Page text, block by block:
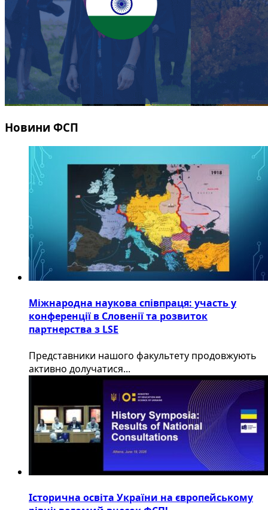
Новини ФСП
Міжнародна наукова співпраця: участь у
конференції в Словенії та розвиток
партнерства з LSE
​Представники нашого факультету продовжують
активно долучатися...
Історична освіта України на європейському